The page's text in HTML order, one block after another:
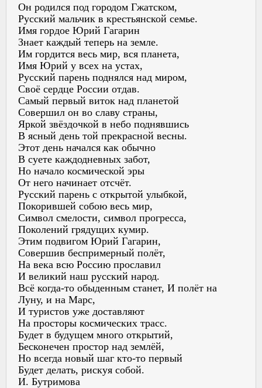
Он родился под городом Гжатском,
Русский мальчик в крестьянской семье.
Имя гордое Юрий Гагарин
Знает каждый теперь на земле.
Им гордится весь мир, вся планета,
Имя Юрий у всех на устах,
Русский парень поднялся над миром,
Своё сердце России отдав.
Самый первый виток над планетой
Совершил он во славу страны,
Яркой звёздочкой в небо поднявшись
В ясный день той прекрасной весны.
Этот день начался как обычно
В суете каждодневных забот,
Но начало космической эры
От него начинает отсчёт.
Русский парень с открытой улыбкой,
Покорившей собою весь мир,
Символ смелости, символ прогресса,
Поколений грядущих кумир.
Этим подвигом Юрий Гагарин,
Совершив беспримерный полёт,
На века всю Россию прославил
И великий наш русский народ.
Всё когда-то обыденным станет, И полёт на
Луну, и на Марс,
И туристов уже доставляют
На просторы космических трасс.
Будет в будущем много открытий,
Бесконечен простор над землёй,
Но всегда новый шаг кто-то первый
Будет делать, рискуя собой.
И. Бутримова